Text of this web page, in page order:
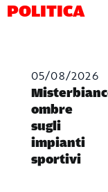
POLITICA
05/08/2026
ombre
sugli
impianti
sportivi